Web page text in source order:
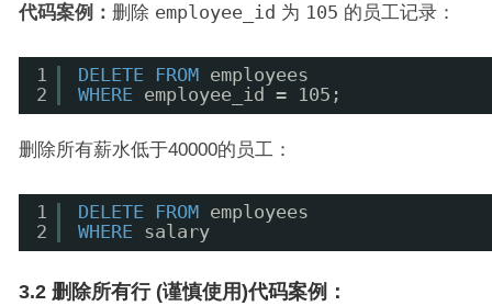
代码案例： 删除 employee_id 为 105 的员工记录：
1
2
DELETE FROM employees
WHERE
employee_id = 105;
删除所有薪水低于40000的员工：
1
2
DELETE FROM employees
WHERE
salary
3.2 删除所有行 (谨慎使用)代码案例：